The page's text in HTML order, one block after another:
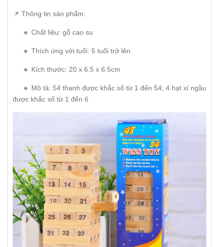
📌 Thông tin sản phẩm:
🔸 Chất liệu: gỗ cao su
🔸 Thích ứng với tuổi: 5 tuổi trở lên
🔸 Kích thước: 20 x 6.5 x 6.5cm
🔸 Mô tả: 54 thanh được khắc số từ 1 đến 54; 4 hạt xí ngầu
được khắc số từ 1 đến 6